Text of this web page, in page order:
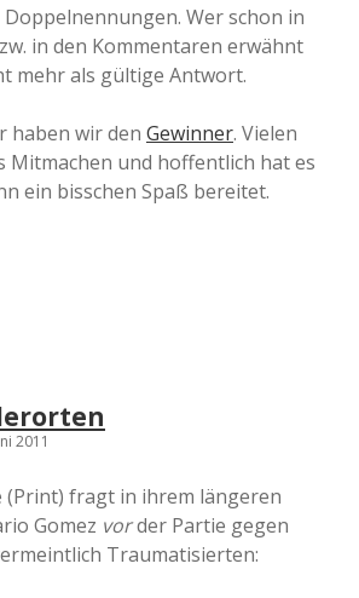
Doppelnennungen. Wer schon in
in den Kommentaren erwähnt
mehr als gültige Antwort.
haben wir den Gewinner. Vielen
Mitmachen und hoffentlich hat es
ein bisschen Spaß bereitet.
2011
(Print) fragt in ihrem längeren
Gomez vorder Partie gegen
Traumatisierten: